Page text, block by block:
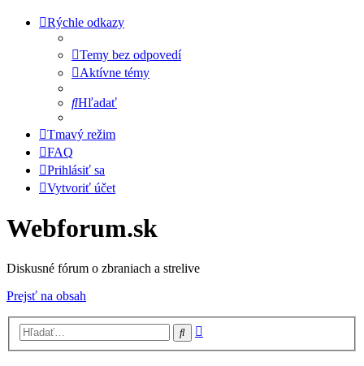
Rýchle odkazy
Temy bez odpovedí
Aktívne témy
Hľadať
Tmavý režim
FAQ
Prihlásiť sa
Vytvoriť účet
Webforum.sk
Diskusné fórum o zbraniach a strelive
Prejsť na obsah
Hľadať